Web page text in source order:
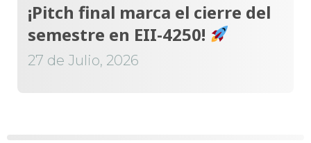
¡Pitch final marca el cierre del
semestre en EII-4250!
27 de Julio, 2026